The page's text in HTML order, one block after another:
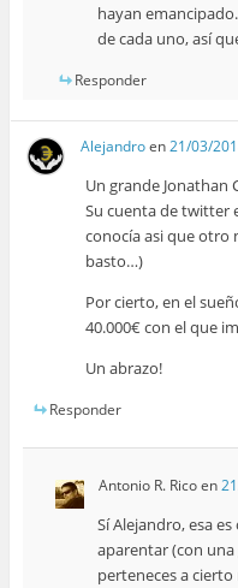
hayan
de cada uno, así
Responder
Alejandroen21/03/
Un grande Jonathan
Su cuenta de twitter
conocía asi que otro
basto…)
Por cierto, en el
40.000€ con el que
Un abrazo!
Responder
Antonio R. Ricoen
Sí Alejandro, esa
aparentar (con
perteneces a